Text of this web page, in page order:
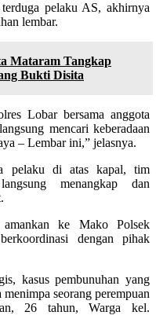
pelaku AS, akhirnya
lembar.
Mataram Tangkap
Bukti Disita
Lobar bersama anggota
mencari keberadaan
– Lembar ini,” jelasnya.
pelaku di atas kapal, tim
menangkap dan
ke Mako Polsek
dengan pihak
kasus pembunuhan yang
seorang perempuan
26 tahun, Warga kel.